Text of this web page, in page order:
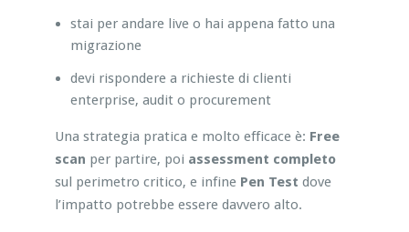
stai per andare live o hai appena fatto una
migrazione
devi rispondere a richieste di clienti
enterprise, audit o procurement
Una strategia pratica e molto efficace è: Free
scan per partire, poi assessment completo
sul perimetro critico, e infine Pen Test dove
l’impatto potrebbe essere davvero alto.